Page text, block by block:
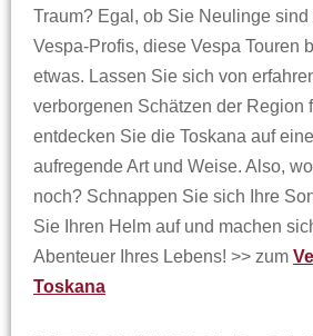
Traum? Egal, ob Sie Neulinge
Vespa-Profis, diese Vespa Touren
etwas. Lassen Sie sich von
verborgenen Schätzen der Region
entdecken Sie die Toskana auf
aufregende Art und Weise. Also,
noch? Schnappen Sie sich Ihre
Sie Ihren Helm auf und machen
Abenteuer Ihres Lebens! >> zum
Toskana